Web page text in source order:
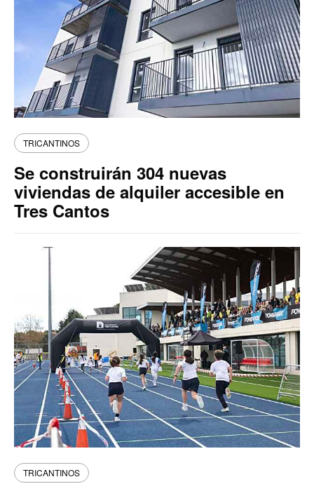
TRICANTINOS
Se construirán 304 nuevas
viviendas de alquiler accesible en
Tres Cantos
TRICANTINOS